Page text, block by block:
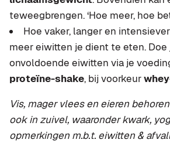
teweegbrengen. ‘Hoe meer, hoe
Hoe vaker, langer en
meer eiwitten je dient te eten. Doe
onvoldoende eiwitten via je
proteïne-shake, bij voorkeur
Vis, mager vlees en eieren
ook in zuivel, waaronder kwark,
opmerkingen m.b.t. eiwitten &